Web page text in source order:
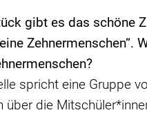
gibt es das schöne
Zehnermenschen“.
spricht eine Gruppe
über die